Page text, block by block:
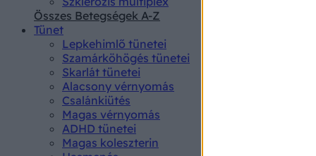
Összes Betegségek A-Z
Tünet
Lepkehimlő tünetei
Szamárköhögés tünetei
Skarlát tünetei
Alacsony vérnyomás
Csalánkiütés
Magas vérnyomás
ADHD tünetei
Magas koleszterin